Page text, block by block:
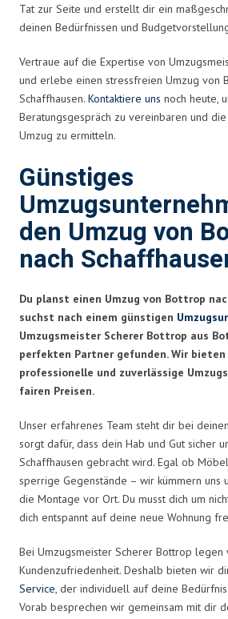
Tat zur Seite und erstellt dir ein
deinen Bedürfnissen und
Vertraue auf die Expertise von
und erlebe einen stressfreien Umzug von
Schaffhausen. Kontaktiere uns noch heute,
Beratungsgespräch zu vereinbaren und
Umzug zu ermitteln.
Günstiges
den Umzug von
nach
Du planst einen Umzug von Bottrop
suchst nach einem günstigen
Umzugsmeister Scherer Bottrop aus
perfekten Partner gefunden. Wir
professionelle und zuverlässige
fairen Preisen.
Unser erfahrenes Team steht dir bei
sorgt dafür, dass dein Hab und Gut sicher
Schaffhausen gebracht wird. Egal ob
sperrige Gegenstände – wir kümmern uns
die Montage vor Ort. Du musst dich um
dich entspannt auf deine neue Wohnung
Bei Umzugsmeister Scherer Bottrop
Kundenzufriedenheit. Deshalb bieten wir
Service, der individuell auf deine
Vorab besprechen wir gemeinsam mit dir